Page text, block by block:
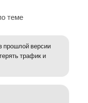
теме
прошлой версии
трафик и